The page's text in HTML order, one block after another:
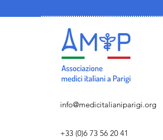
info@medicitalianiparigi.org
+33 (0)6 73 56 20 41